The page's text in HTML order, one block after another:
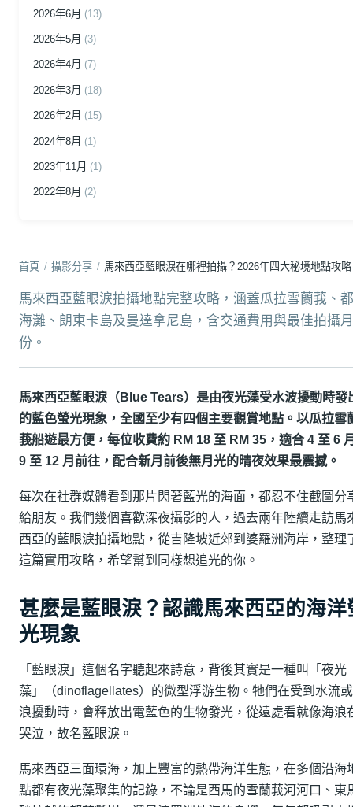
2026年6月 (13)
2026年5月 (3)
2026年4月 (7)
2026年3月 (18)
2026年2月 (15)
2024年8月 (1)
2023年11月 (1)
2022年8月 (2)
首頁 / 攝影分享 / 馬來西亞藍眼淚在哪裡拍攝？2026年四大秘境地點攻略
馬來西亞藍眼淚拍攝地點完整攻略，涵蓋瓜拉雪蘭莪、
海灘、朗東卡島及曼達拿尼島，含交通費用與最佳拍攝月
份。
馬來西亞藍眼淚（Blue Tears）是由夜光藻受水波擾動時發
的藍色螢光現象，全國至少有四個主要觀賞地點。以瓜拉雪
莪船遊最方便，每位收費約 RM 18 至 RM 35，適合 4 至 6
9 至 12 月前往，配合新月前後無月光的晴夜效果最震撼。
每次在社群媒體看到那片閃著藍光的海面，都忍不住截圖分
給朋友。我們幾個喜歡深夜攝影的人，過去兩年陸續走訪馬
西亞的藍眼淚拍攝地點，從吉隆坡近郊到婆羅洲海岸，整理
這篇實用攻略，希望幫到同樣想追光的你。
甚麼是藍眼淚？認識馬來西亞的海洋
光現象
「藍眼淚」這個名字聽起來詩意，背後其實是一種叫「夜光
藻」（dinoflagellates）的微型浮游生物。牠們在受到水流
浪擾動時，會釋放出電藍色的生物發光，從遠處看就像海浪
哭泣，故名藍眼淚。
馬來西亞三面環海，加上豐富的熱帶海洋生態，在多個沿海
點都有夜光藻聚集的記錄，不論是西馬的雪蘭莪河河口、東